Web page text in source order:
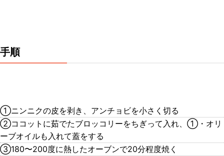
手順
①ニンニクの皮を剥き、アンチョビを小さく切る
②ココットに茹でたブロッコリーをちぎって入れ、①・オリ
ーブオイルも入れて蓋をする
③180〜200度に熱したオーブンで20分程度焼く